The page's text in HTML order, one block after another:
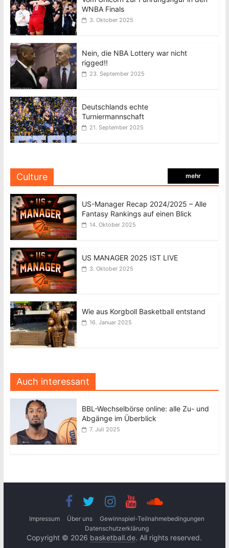
WNBA Finals
3. Oktober 2025
Nein, die NBA Lottery war nicht
rigged!!
23. September 2025
Deutschlands echte
Turniermannschaft
21. September 2025
Culture mehr
US-Manager Recap 2024/2025 – Alle
Fantasy Rankings auf einen Blick
14. Oktober 2025
US MANAGER 2025 IST LIVE
3. Oktober 2025
Wie aus Korgboll Basketball entstand
16. Januar 2025
Auch interessant
BBL-Wechselbörse online: alle Zu- und
Abgänge im Überblick
7. Juli 2025
Impressum Über uns
Gewinnspiel-Teilnahmebedingungen
Datenschutzerklärung
Copyright © 2026 basketball.de. All rights reserved.